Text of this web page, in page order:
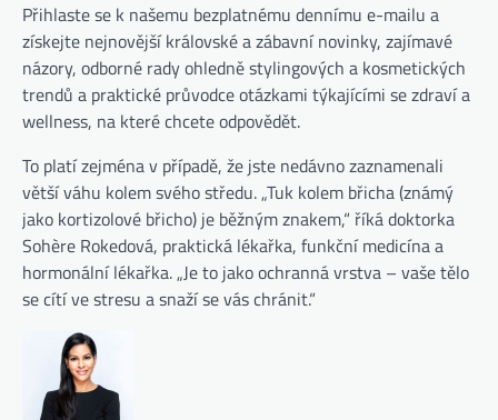
Přihlaste se k našemu bezplatnému dennímu e-mailu a
získejte nejnovější královské a zábavní novinky, zajímavé
názory, odborné rady ohledně stylingových a kosmetických
trendů a praktické průvodce otázkami týkajícími se zdraví a
wellness, na které chcete odpovědět.
To platí zejména v případě, že jste nedávno zaznamenali
větší váhu kolem svého středu. „Tuk kolem břicha (známý
jako kortizolové břicho) je běžným znakem,“ říká doktorka
Sohère Rokedová, praktická lékařka, funkční medicína a
hormonální lékařka. „Je to jako ochranná vrstva – vaše tělo
se cítí ve stresu a snaží se vás chránit.“